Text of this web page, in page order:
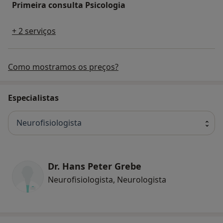
Primeira consulta Psicologia
+ 2 serviços
Como mostramos os preços?
Especialistas
Neurofisiologista
Dr. Hans Peter Grebe
Neurofisiologista, Neurologista